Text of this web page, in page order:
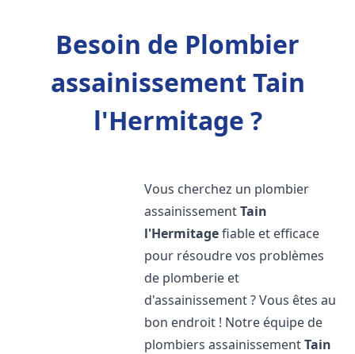
Besoin de Plombier
assainissement Tain
l'Hermitage ?
Vous cherchez un plombier
assainissementTain
l'Hermitagefiable et efficace
pour résoudre vos problèmes
de plomberie et
d'assainissement ? Vous êtes au
bon endroit ! Notre équipe de
plombiers assainissementTain